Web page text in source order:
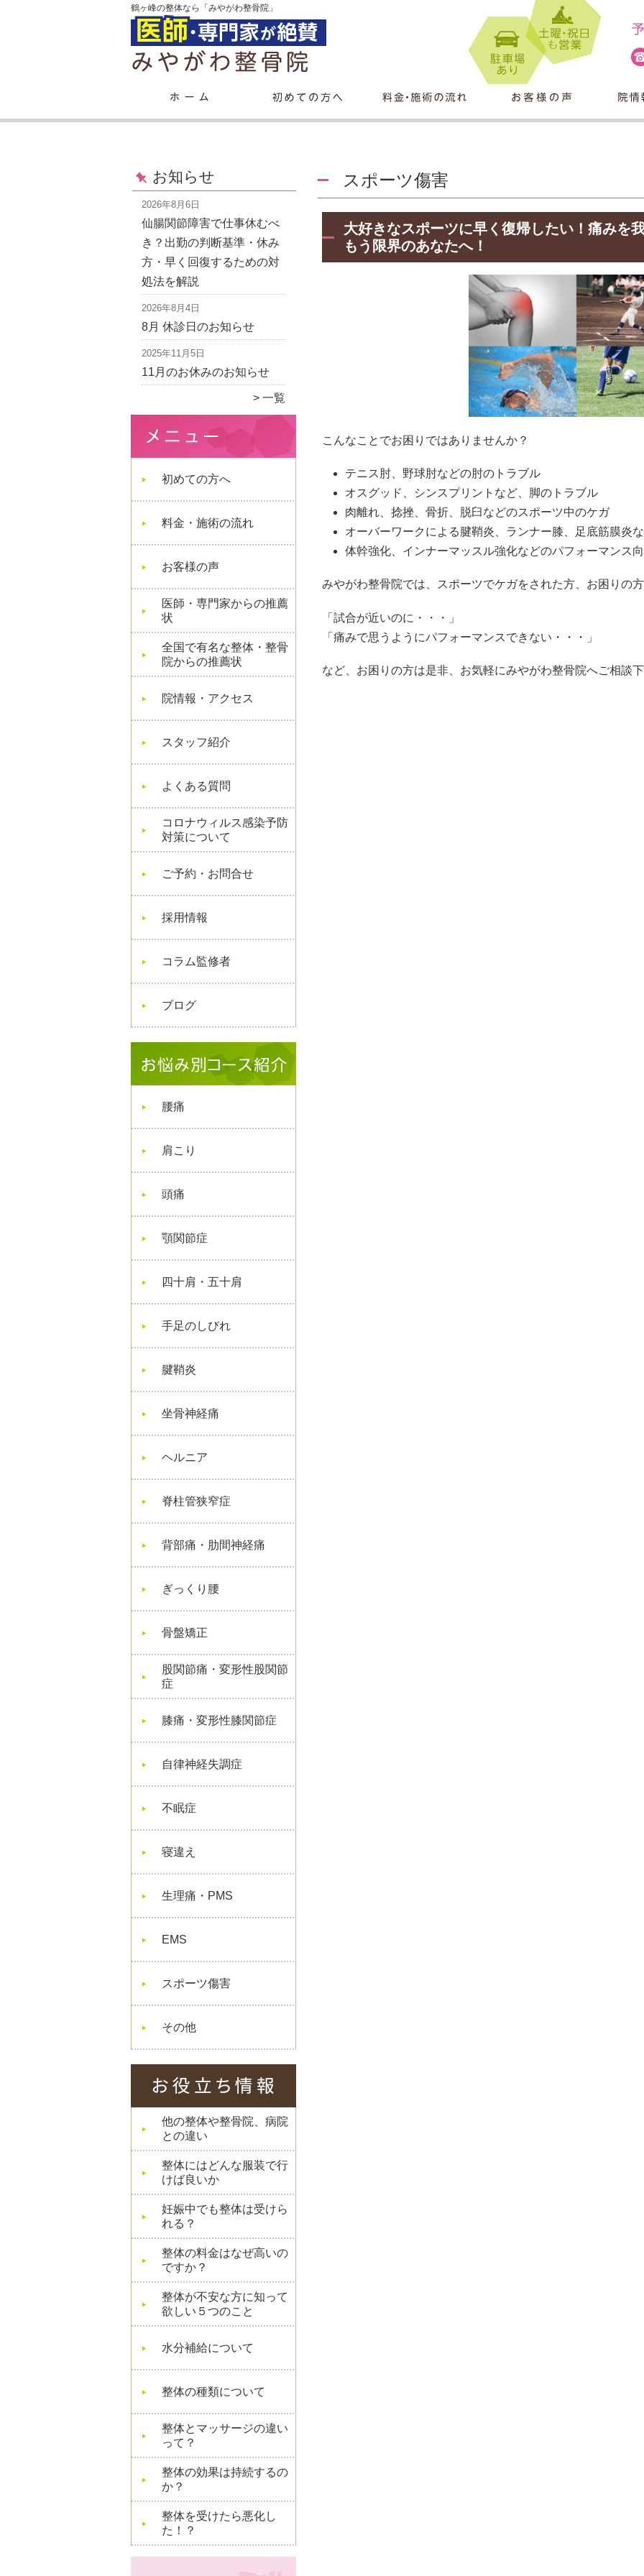
鶴ヶ峰の整体なら「みやがわ整骨院」
お知らせ
2026年8月6日
仙腸関節障害で仕事休むべ
き？出勤の判断基準・休み
方・早く回復するための対
処法を解説
2026年8月4日
8月 休診日のお知らせ
2025年11月5日
11月のお休みのお知らせ
一覧
初めての方へ
料金・施術の流れ
お客様の声
医師・専門家からの推薦
状
全国で有名な整体・整骨
院からの推薦状
院情報・アクセス
スタッフ紹介
よくある質問
コロナウィルス感染予防
対策について
ご予約・お問合せ
採用情報
コラム監修者
ブログ
腰痛
肩こり
頭痛
顎関節症
四十肩・五十肩
手足のしびれ
腱鞘炎
坐骨神経痛
ヘルニア
脊柱管狭窄症
背部痛・肋間神経痛
ぎっくり腰
骨盤矯正
股関節痛・変形性股関節
症
膝痛・変形性膝関節症
自律神経失調症
不眠症
寝違え
生理痛・PMS
EMS
スポーツ傷害
その他
他の整体や整骨院、病院
との違い
整体にはどんな服装で行
けば良いか
妊娠中でも整体は受けら
れる？
整体の料金はなぜ高いの
ですか？
整体が不安な方に知って
欲しい５つのこと
水分補給について
整体の種類について
整体とマッサージの違い
って？
整体の効果は持続するの
か？
整体を受けたら悪化し
た！？
スポーツ傷害
大好きなスポーツに早く復帰したい！痛みを
もう限界のあなたへ！
こんなことでお困りではありませんか？
テニス肘、野球肘などの肘のトラブル
オスグッド、シンスプリントなど、脚のトラブル
肉離れ、捻挫、骨折、脱臼などのスポーツ中のケガ
オーバーワークによる腱鞘炎、ランナー膝、足底筋膜炎
体幹強化、インナーマッスル強化などのパフォーマンス
みやがわ整骨院では、スポーツでケガをされた方、お困りの
「試合が近いのに・・・」
「痛みで思うようにパフォーマンスできない・・・」
など、お困りの方は是非、お気軽にみやがわ整骨院へご相談